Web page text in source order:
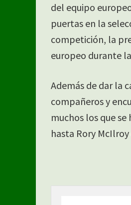
del equipo
puertas en la
competición, la
europeo durante
Además de dar la
compañeros y
muchos los que
hasta Rory